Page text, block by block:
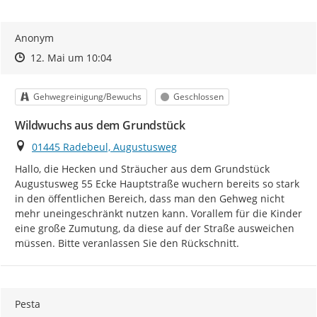
Anonym
Zeitpunkt des Erstellens
Zeitpunkt des Erstellens
12. Mai um 10:04Zur Äußerung
Kategorie
Gehwegreinigung/Bewuchs Status
Geschlossen
Wildwuchs aus dem Grundstück
Ort
01445 Radebeul, Augustusweg
Hallo, die Hecken und Sträucher aus dem Grundstück
Augustusweg 55 Ecke Hauptstraße wuchern bereits so stark
in den öffentlichen Bereich, dass man den Gehweg nicht
mehr uneingeschränkt nutzen kann. Vorallem für die Kinder
eine große Zumutung, da diese auf der Straße ausweichen
müssen. Bitte veranlassen Sie den Rückschnitt.
Pesta